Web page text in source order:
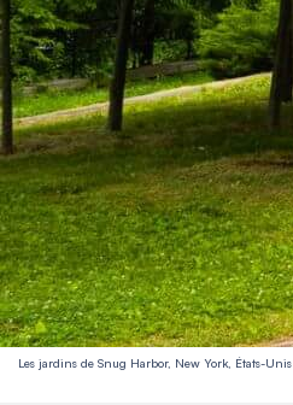
Les jardins de Snug Harbor, New York, États-Unis